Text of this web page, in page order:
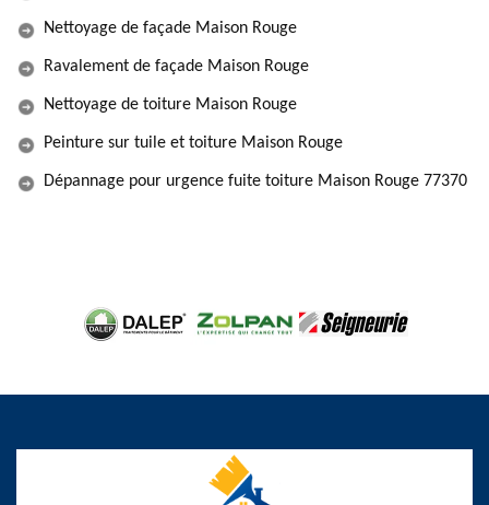
Nettoyage de façade Maison Rouge
Ravalement de façade Maison Rouge
Nettoyage de toiture Maison Rouge
Peinture sur tuile et toiture Maison Rouge
Dépannage pour urgence fuite toiture Maison Rouge 77370